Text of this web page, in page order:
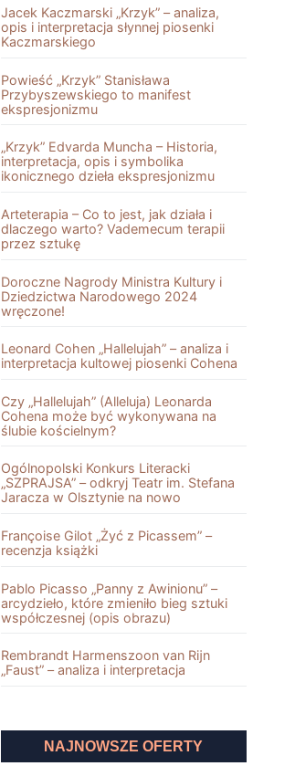
Jacek Kaczmarski „Krzyk” – analiza,
opis i interpretacja słynnej piosenki
Kaczmarskiego
Powieść „Krzyk” Stanisława
Przybyszewskiego to manifest
ekspresjonizmu
„Krzyk” Edvarda Muncha – Historia,
interpretacja, opis i symbolika
ikonicznego dzieła ekspresjonizmu
Arteterapia – Co to jest, jak działa i
dlaczego warto? Vademecum terapii
przez sztukę
Doroczne Nagrody Ministra Kultury i
Dziedzictwa Narodowego 2024
wręczone!
Leonard Cohen „Hallelujah” – analiza i
interpretacja kultowej piosenki Cohena
Czy „Hallelujah” (Alleluja) Leonarda
Cohena może być wykonywana na
ślubie kościelnym?
Ogólnopolski Konkurs Literacki
„SZPRAJSA” – odkryj Teatr im. Stefana
Jaracza w Olsztynie na nowo
Françoise Gilot „Żyć z Picassem” –
recenzja książki
Pablo Picasso „Panny z Awinionu” –
arcydzieło, które zmieniło bieg sztuki
współczesnej (opis obrazu)
Rembrandt Harmenszoon van Rĳn
„Faust” – analiza i interpretacja
NAJNOWSZE OFERTY